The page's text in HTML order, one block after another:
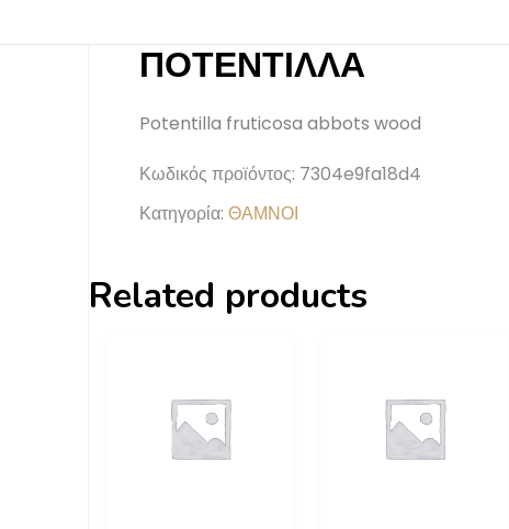
ΠΟΤΕΝΤΙΛΛΑ
Potentilla fruticosa abbots wood
Κωδικός προϊόντος: 7304e9fa18d4
Κατηγορία: ΘΑΜΝΟΙ
Related products